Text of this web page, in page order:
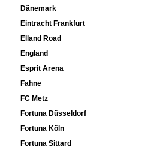
Dänemark
Eintracht Frankfurt
Elland Road
England
Esprit Arena
Fahne
FC Metz
Fortuna Düsseldorf
Fortuna Köln
Fortuna Sittard